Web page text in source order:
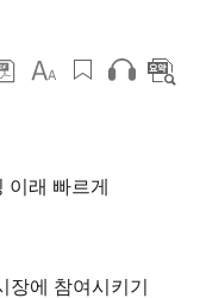
이래 빠르게
에 참여시키기